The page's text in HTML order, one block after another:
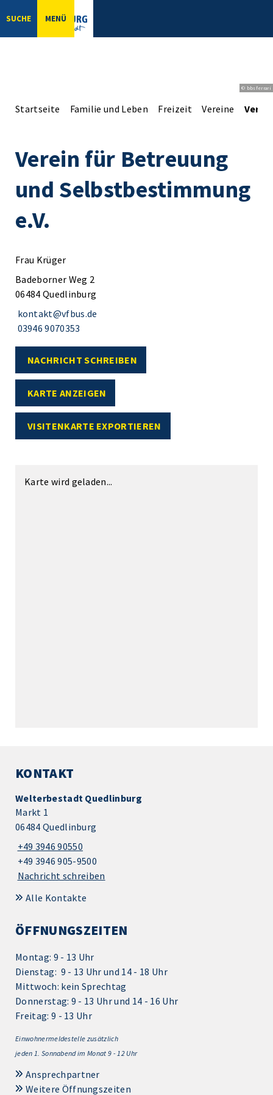
SUCHE MENÜ
© bbsferrari
Startseite Familie und Leben Freizeit Vereine
Verein für Betreuung
und Selbstbestimmung
e.V.
Frau Krüger
Badeborner Weg 2
06484 Quedlinburg
kontakt@vfbus.de
03946 9070353
NACHRICHT SCHREIBEN
KARTE ANZEIGEN
VISITENKARTE EXPORTIEREN
Karte wird geladen...
KONTAKT
Welterbestadt Quedlinburg
Markt 1
06484 Quedlinburg
+49 3946 90550
+49 3946 905-9500
Nachricht schreiben
Alle Kontakte
ÖFFNUNGSZEITEN
Montag: 9 - 13 Uhr
Dienstag: 9 - 13 Uhr und 14 - 18 Uhr
Mittwoch: kein Sprechtag
Donnerstag: 9 - 13 Uhr und 14 - 16 Uhr
Freitag: 9 - 13 Uhr
Einwohnermeldestelle zusätzlich
jeden 1. Sonnabend im Monat 9 - 12 Uhr
Ansprechpartner
Weitere Öffnungszeiten